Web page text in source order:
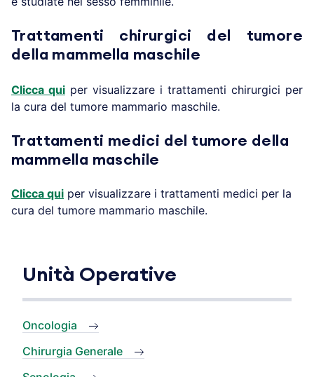
Trattamenti chirurgici del tumore
della mammella maschile
Clicca qui per visualizzare i trattamenti chirurgici per
la cura del tumore mammario maschile.
Trattamenti medici del tumore della
mammella maschile
Clicca qui per visualizzare i trattamenti medici per la
cura del tumore mammario maschile.
Unità Operative
Oncologia
Chirurgia Generale